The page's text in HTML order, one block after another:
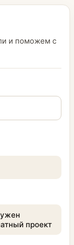
и поможем с
проект